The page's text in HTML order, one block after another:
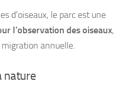
d’oiseaux, le parc est une
l’observation des oiseaux,
annuelle.
nature